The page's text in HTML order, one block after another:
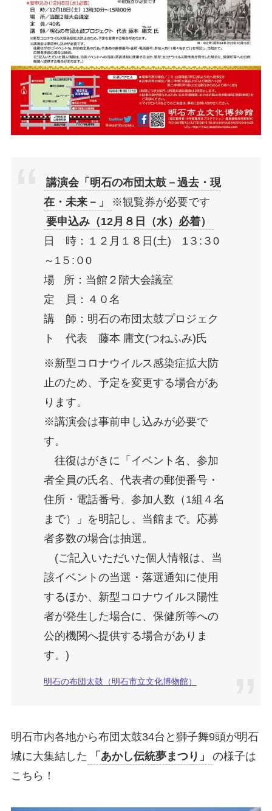
講演会「明石の布団太鼓－過去・現
在・未来－」
※観覧券が必要です
要申込み（12月８日（水）必着）
日 時：１２月１８日(土) 1３:３0
～1５:０0
場 所：当館２階大会議室
定 員：４０名
講 師：明石の布団太鼓プロジェク
ト 代表 藤本 庸文(つねふみ)氏
※新型コロナウイルス感染症拡大防
止のため、予定を変更する場合があ
ります。
※講演会は事前申し込みが必要で
す。
往復はがきに「イベント名、参加
者全員の氏名、代表者の郵便番号・
住所・電話番号、参加人数（1組４名
まで）」を明記し、当館まで。応募
者多数の場合は抽選。
(ご記入いただいた個人情報は、当
該イベントの当選・落選通知に使用
するほか、新型コロナウイルス陽性
者が発生した場合に、保健所等への
公的機関へ提供する場合がありま
す。)
明石の布団太鼓（明石市立文化博物館）
明石市内各地から布団太鼓34台と獅子舞9頭が明石
城に大集結した
「あかし伝統夢まつり」
の様子は
こちら！